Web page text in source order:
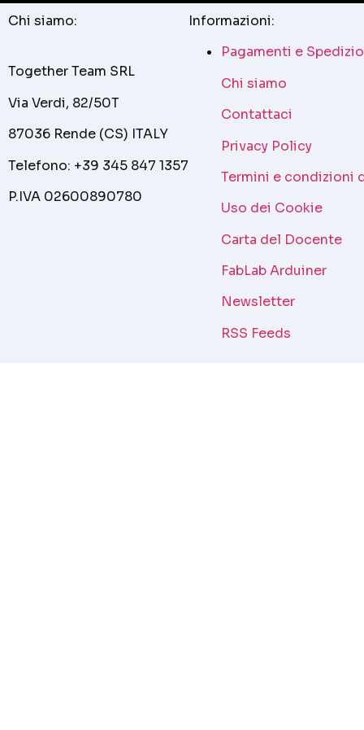
Chi siamo:
Together Team SRL
Via Verdi, 82/50T
87036 Rende (CS) ITALY
Telefono: +39 345 847 1357
P.IVA 02600890780
Informazioni:
Pagamenti e
Chi siamo
Contattaci
Privacy Policy
Termini e condizioni
Uso dei Cookie
Carta del Docente
FabLab Arduiner
Newsletter
RSS Feeds